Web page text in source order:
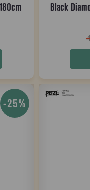
Black
-25%